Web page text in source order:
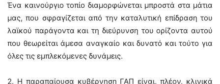
Ένα καινούργιο τοπίο διαμορφώνεται μπροστά στα μάτια
μας, που σφραγίζεται από την καταλυτική επίδραση του
λαϊκού παράγοντα και τη διεύρυνση του ορίζοντα αυτού
που θεωρείται άμεσα αναγκαίο και δυνατό και τούτο για
όλες τις εμπλεκόμενες δυνάμεις.
2. Η παραπαίουσα κυβέρνηση ΓΑΠ είναι, πλέον, κλινικά